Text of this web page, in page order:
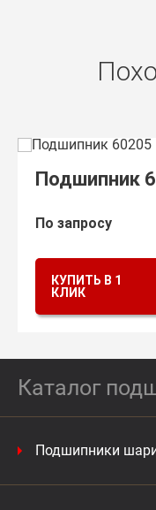
Каталог
Подшипники
Подшипник
По запросу
КУПИТЬ В 1
КЛИК